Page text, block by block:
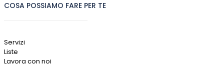
COSA POSSIAMO FARE PER TE
Servizi
Liste
Lavora con noi